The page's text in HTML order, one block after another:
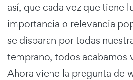
así, que cada vez que tiene
importancia o relevancia
se disparan por todas
temprano, todos acabamos
Ahora viene la pregunta de